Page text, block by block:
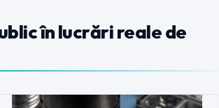
în lucrări reale de